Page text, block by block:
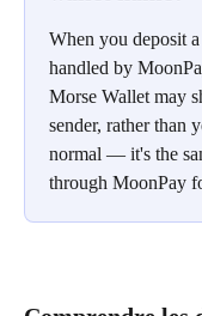
When you deposit
handled by
Morse Wallet may
sender, rather than
normal — it's the
through MoonPay